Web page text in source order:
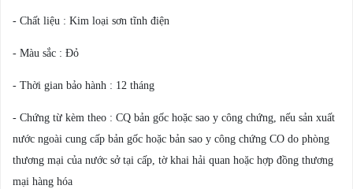
- Chất liệu : Kim loại sơn tĩnh điện
- Màu sắc : Đỏ
- Thời gian bảo hành : 12 tháng
- Chứng từ kèm theo : CQ bản gốc hoặc sao y công chứng, nếu sản xuất
nước ngoài cung cấp bản gốc hoặc bản sao y công chứng CO do phòng
thương mại của nước sở tại cấp, tờ khai hải quan hoặc hợp đồng thương
mại hàng hóa